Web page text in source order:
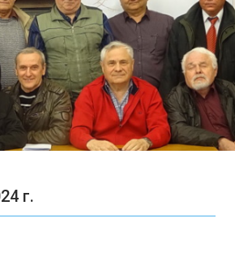
г.